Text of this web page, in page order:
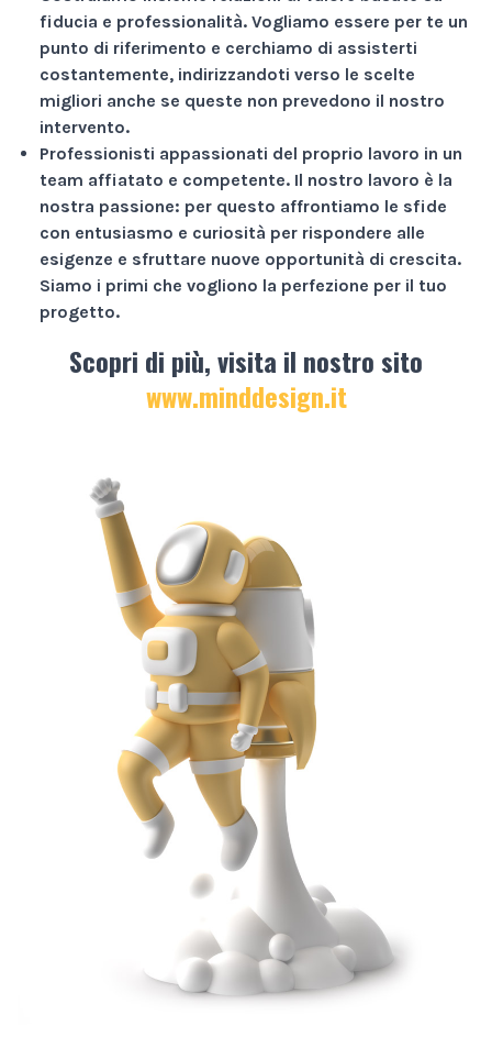
fiducia e professionalità. Vogliamo essere per te un
punto di riferimento e cerchiamo di assisterti
costantemente, indirizzandoti verso le scelte
migliori anche se queste non prevedono il nostro
intervento.
Professionisti appassionati del proprio lavoro in un
team affiatato e competente. Il nostro lavoro è la
nostra passione: per questo affrontiamo le sfide
con entusiasmo e curiosità per rispondere alle
esigenze e sfruttare nuove opportunità di crescita.
Siamo i primi che vogliono la perfezione per il tuo
progetto.
Scopri di più, visita il nostro sito
www.minddesign.it